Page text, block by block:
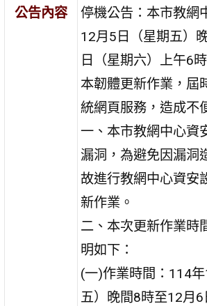
公告內容
停機公告：本市教網
12月5日（星期五）
日（星期六）上午6
本韌體更新作業，屆
統網頁服務，造成不
一、本市教網中心資
漏洞，為避免因漏洞
故進行教網中心資安
新作業。
二、本次更新作業時
明如下：
(一)作業時間：114
五）晚間8時至12月